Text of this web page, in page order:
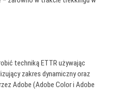
techniką ETTR używając
zakres dynamiczny oraz
Adobe (Adobe Color i Adobe